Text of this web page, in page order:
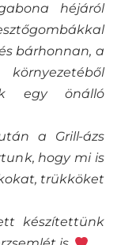
héjáról
bárhonnan, a
egy önálló
a Grill-ázs
hogy mi is
trükköket
készítettünk